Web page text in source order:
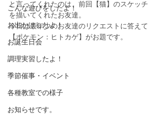
こんな遊びをしたよ！
お出かけしたよ！
お誕生日会
調理実習したよ！
季節催事・イベント
各種教室での様子
お知らせです。
と言ってくれたのは、前回【猫】のスケッチ
を描いてくれたお友達。
今日は最年少のお友達のリクエストに答えて
【ポケモン：ヒトカゲ】がお題です。